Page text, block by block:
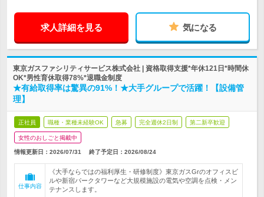
求人詳細を見る 気になる
東京ガスファシリティサービス株式会社 | 資格取得支援*年休121日*時間休
OK*男性育休取得78%*退職金制度
★有給取得率は驚異の91%！★大手グループで活躍！【設備管
理】
正社員 職種・業種未経験OK 急募 完全週休2日制 第二新卒歓迎
女性のおしごと掲載中
情報更新日：2026/07/31 終了予定日： 2026/08/24
仕事内容
《大手ならではの福利厚生・研修制度》東京ガスGrのオフィスビ
ルや新宿パークタワーなど大規模施設の電気や空調を点検・メン
テナンスします。